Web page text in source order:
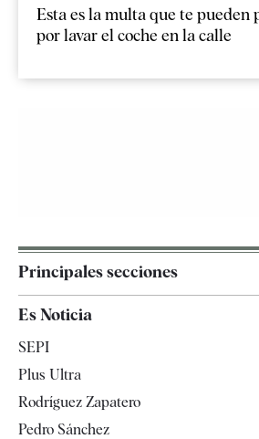
Esta es la multa que te pueden
por lavar el coche en la calle
Principales secciones
Televisión
Es Noticia
SEPI
Plus Ultra
Rodríguez Zapatero
Pedro Sánchez